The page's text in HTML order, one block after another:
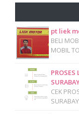
pt liek
BELI
MOBIL
PROSES
CEK